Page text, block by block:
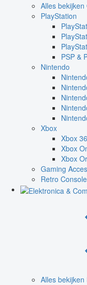
Alles
PlayStation
PSP &
Nintendo
Xbox
Xbox
Xbox
Xbox
Gaming
Retro
Alles